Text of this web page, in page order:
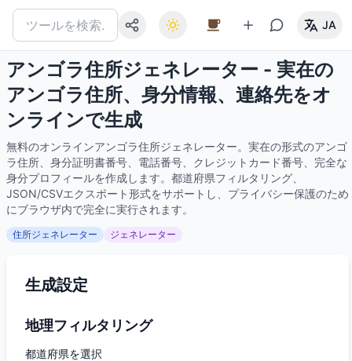
JA
アンゴラ住所ジェネレーター - 実在の
アンゴラ住所、身分情報、連絡先をオ
ンラインで生成
無料のオンラインアンゴラ住所ジェネレーター。実在の形式のアンゴ
ラ住所、身分証明書番号、電話番号、クレジットカード番号、完全な
身分プロフィールを作成します。都道府県フィルタリング、
JSON/CSVエクスポート形式をサポートし、プライバシー保護のため
にブラウザ内で完全に実行されます。
住所ジェネレーター ジェネレーター
生成設定
地理フィルタリング
都道府県を選択